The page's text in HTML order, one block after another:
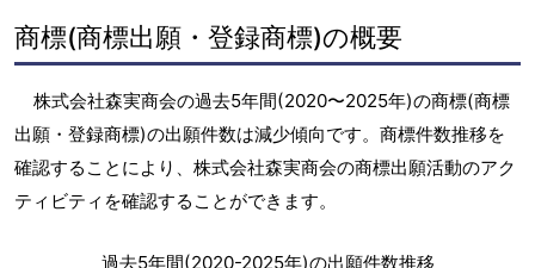
商標(商標出願・登録商標)の概要
株式会社森実商会の過去5年間(2020〜2025年)の商標(商標
出願・登録商標)の出願件数は減少傾向です。商標件数推移を
確認することにより、株式会社森実商会の商標出願活動のアク
ティビティを確認することができます。
過去5年間(2020-2025年)の出願件数推移